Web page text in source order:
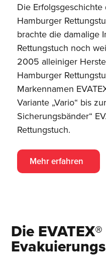
Die Erfolgsgeschichte
Hamburger
brachte die damalige
Rettungstuch noch
2005 alleiniger
Hamburger
Markennamen
Variante „Vario“ bis
Sicherungsbänder“
Rettungstuch.
Mehr erfahren
Die